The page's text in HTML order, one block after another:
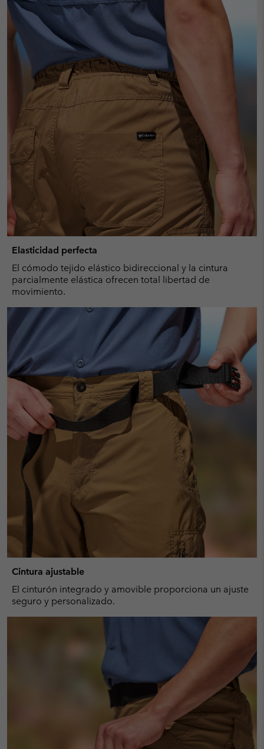
Elasticidad perfecta
El cómodo tejido elástico bidireccional y la cintura
parcialmente elástica ofrecen total libertad de
movimiento.
Cintura ajustable
El cinturón integrado y amovible proporciona un ajuste
seguro y personalizado.